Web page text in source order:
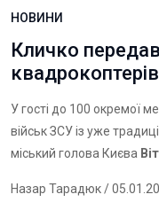
НОВИНИ
Кличко
квадрокоптерів
У гості до 100 окремої
військ ЗСУ із уже
міський голова Києва
Назар Тарадюк/